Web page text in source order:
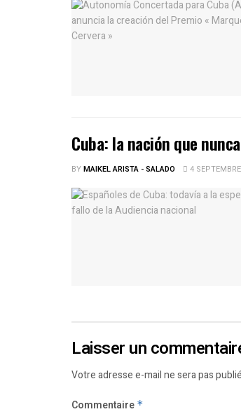
Cuba: la nación que
BYMAIKEL ARISTA - SALADO 4
Laisser un
Votre adresse e-mail ne sera pas
Commentaire *